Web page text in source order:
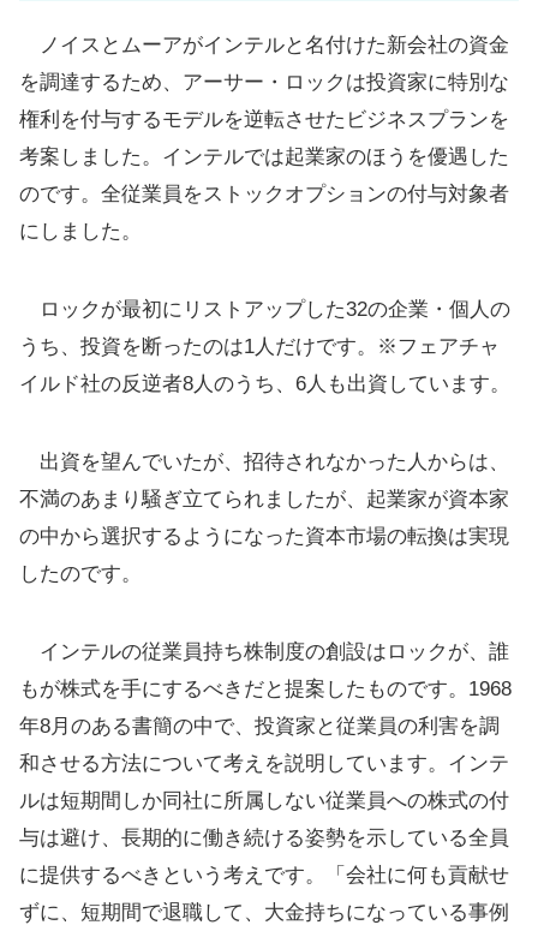
ノイスとムーアがインテルと名付けた新会社の資金
を調達するため、アーサー・ロックは投資家に特別な
権利を付与するモデルを逆転させたビジネスプランを
考案しました。インテルでは起業家のほうを優遇した
のです。全従業員をストックオプションの付与対象者
にしました。
ロックが最初にリストアップした32の企業・個人の
うち、投資を断ったのは1人だけです。※フェアチャ
イルド社の反逆者8人のうち、6人も出資しています。
出資を望んでいたが、招待されなかった人からは、
不満のあまり騒ぎ立てられましたが、起業家が資本家
の中から選択するようになった資本市場の転換は実現
したのです。
インテルの従業員持ち株制度の創設はロックが、誰
もが株式を手にするべきだと提案したものです。1968
年8月のある書簡の中で、投資家と従業員の利害を調
和させる方法について考えを説明しています。インテ
ルは短期間しか同社に所属しない従業員への株式の付
与は避け、長期的に働き続ける姿勢を示している全員
に提供するべきという考えです。「会社に何も貢献せ
ずに、短期間で退職して、大金持ちになっている事例